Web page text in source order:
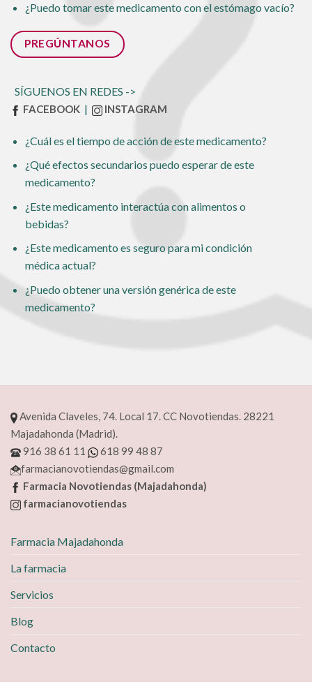
¿Puedo tomar este medicamento con el estómago vacío?
PREGÚNTANOS
SÍGUENOS EN REDES ->
FACEBOOK| INSTAGRAM
¿Cuál es el tiempo de acción de este medicamento?
¿Qué efectos secundarios puedo esperar de este
medicamento?
¿Este medicamento interactúa con alimentos o
bebidas?
¿Este medicamento es seguro para mi condición
médica actual?
¿Puedo obtener una versión genérica de este
medicamento?
Avenida Claveles, 74. Local 17. CC Novotiendas. 28221
Majadahonda (Madrid).
916 38 61 11
618 99 48 87
farmacianovotiendas@gmail.com
Farmacia Novotiendas (Majadahonda)
farmacianovotiendas
Farmacia Majadahonda
La farmacia
Servicios
Blog
Contacto